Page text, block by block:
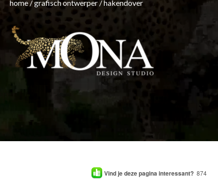
home /grafisch ontwerper /hakendover
Vind je deze pagina interessant? 874